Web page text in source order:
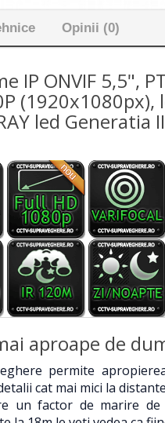
Opinii (0)
IP ONVIF 5,5",
led Generatia
aproape de
permite
cat mai mici la
un factor de marire de